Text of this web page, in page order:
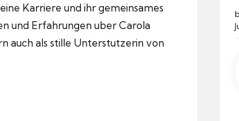
Karriere und ihr gemeinsames
und Erfahrungen uber Carola
auch als stille Unterstutzerin von